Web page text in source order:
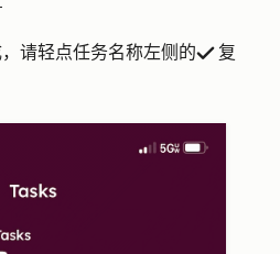
请轻点任务名称左侧的success 复